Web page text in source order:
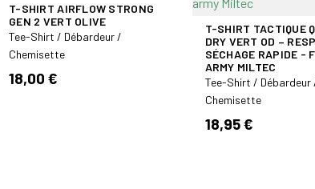
T-SHIRT AIRFLOW STRONG
GEN 2 VERT OLIVE
Tee-Shirt / Débardeur /
Chemisette
18,00 €
T-SHIRT TACTIQUE
DRY VERT OD –
SÉCHAGE RAPIDE -
ARMY MILTEC
Tee-Shirt / Débardeur
Chemisette
18,95 €